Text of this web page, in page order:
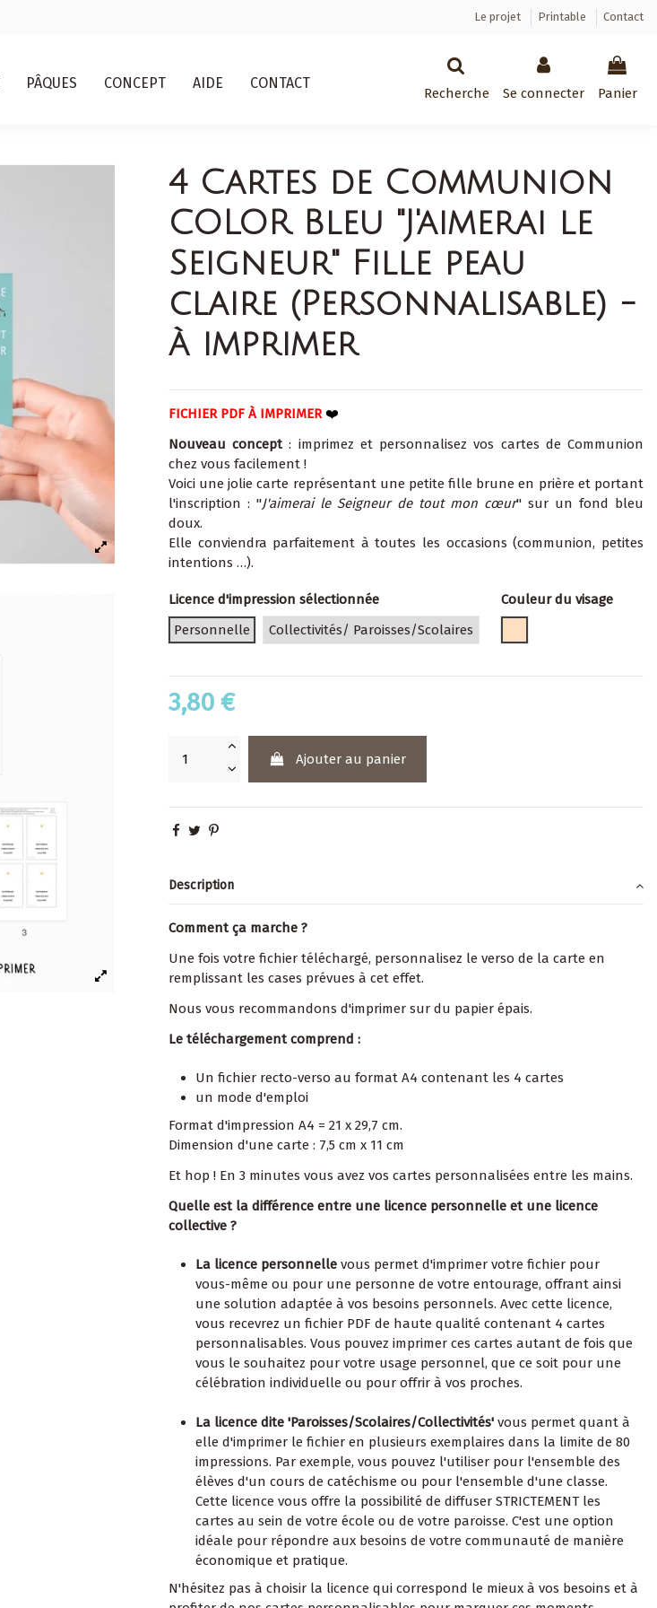
Le projet Printable Contact
PÂQUES CONCEPT AIDE CONTACT
Recherche Se connecter Panier
4 Cartes de Communion
COLOR Bleu "J'aimerai le
Seigneur" Fille peau
claire (Personnalisable) -
à imprimer
FICHIER PDF À IMPRIMER ❤️
Nouveau concept : imprimez et personnalisez vos cartes de Communion
chez vous facilement !
Voici une jolie carte représentant une petite fille brune en prière et portant
l'inscription : "J'aimerai le Seigneur de tout mon cœur" sur un fond bleu
doux.
Elle conviendra parfaitement à toutes les occasions (communion, petites
intentions …).
Licence d'impression sélectionnée
Personnelle
Collectivités/ Paroisses/Scolaires
Couleur du visage
3,80 €
Ajouter au panier
Description
Comment ça marche ?
Une fois votre fichier téléchargé, personnalisez le verso de la carte en
remplissant les cases prévues à cet effet.
Nous vous recommandons d'imprimer sur du papier épais.
Le téléchargement comprend :
Un fichier recto-verso au format A4 contenant les 4 cartes
un mode d'emploi
Format d'impression A4 = 21 x 29,7 cm.
Dimension d'une carte : 7,5 cm x 11 cm
Et hop ! En 3 minutes vous avez vos cartes personnalisées entre les mains.
Quelle est la différence entre une licence personnelle et une licence
collective ?
La licence personnellevous permet d'imprimer votre fichier pour
vous-même ou pour une personne de votre entourage, offrant ainsi
une solution adaptée à vos besoins personnels. Avec cette licence,
vous recevrez un fichier PDF de haute qualité contenant 4 cartes
personnalisables. Vous pouvez imprimer ces cartes autant de fois que
vous le souhaitez pour votre usage personnel, que ce soit pour une
célébration individuelle ou pour offrir à vos proches.
La licence dite 'Paroisses/Scolaires/Collectivités'vous permet quant à
elle d'imprimer le fichier en plusieurs exemplaires dans la limite de 80
impressions. Par exemple, vous pouvez l'utiliser pour l'ensemble des
élèves d'un cours de catéchisme ou pour l'ensemble d'une classe.
Cette licence vous offre la possibilité de diffuser STRICTEMENT les
cartes au sein de votre école ou de votre paroisse. C'est une option
idéale pour répondre aux besoins de votre communauté de manière
économique et pratique.
N'hésitez pas à choisir la licence qui correspond le mieux à vos besoins et à